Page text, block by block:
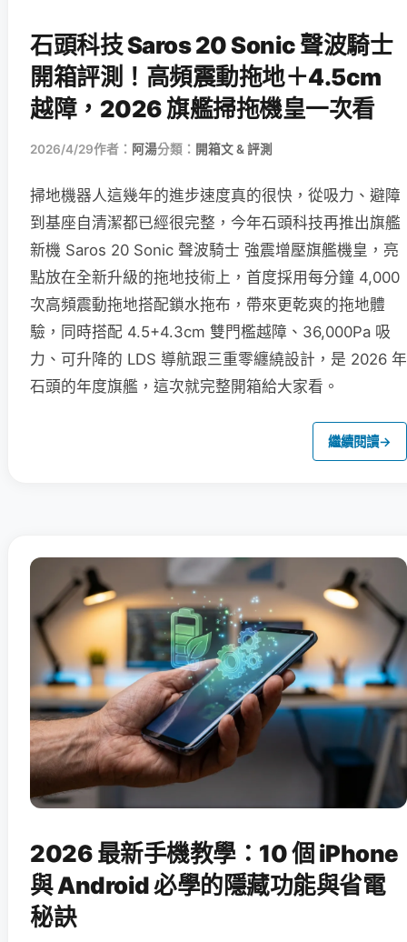
石頭科技 Saros 20 Sonic 聲波騎士
開箱評測！高頻震動拖地＋4.5cm
越障，2026 旗艦掃拖機皇一次看
2026/4/29作者： 阿湯分類： 開箱文 & 評測
掃地機器人這幾年的進步速度真的很快，從吸力、避障
到基座自清潔都已經很完整，今年石頭科技再推出旗艦
新機 Saros 20 Sonic 聲波騎士 強震增壓旗艦機皇，亮
點放在全新升級的拖地技術上，首度採用每分鐘 4,000
次高頻震動拖地搭配鎖水拖布，帶來更乾爽的拖地體
驗，同時搭配 4.5+4.3cm 雙門檻越障、36,000Pa 吸
力、可升降的 LDS 導航跟三重零纏繞設計，是 2026 年
石頭的年度旗艦，這次就完整開箱給大家看。
繼續閱讀→
2026 最新手機教學：10 個 iPhone
與 Android 必學的隱藏功能與省電
秘訣